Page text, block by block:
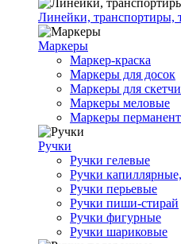
Линейки, транспортиры,
Маркеры
Маркер-краска
Маркеры для досок
Маркеры для
Маркеры меловые
Маркеры
Ручки
Ручки гелевые
Ручки
Ручки перьевые
Ручки пиши-стирай
Ручки фигурные
Ручки шариковые